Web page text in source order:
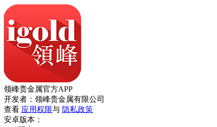
领峰贵金属官方APP
开发者：领峰贵金属有限公司
查看 应用权限与 隐私政策
安卓版本：